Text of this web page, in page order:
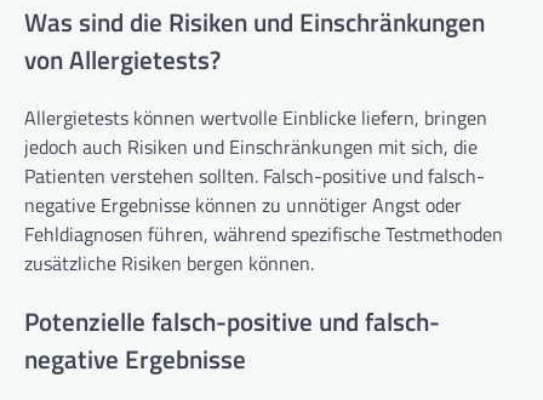
Was sind die Risiken und Einschränkungen
von Allergietests?
Allergietests können wertvolle Einblicke liefern, bringen
jedoch auch Risiken und Einschränkungen mit sich, die
Patienten verstehen sollten. Falsch-positive und falsch-
negative Ergebnisse können zu unnötiger Angst oder
Fehldiagnosen führen, während spezifische Testmethoden
zusätzliche Risiken bergen können.
Potenzielle falsch-positive und falsch-
negative Ergebnisse